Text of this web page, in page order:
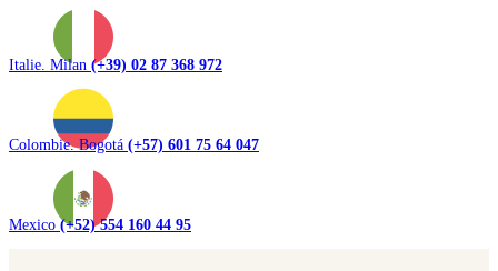
Italie. Milan (+39) 02 87 368 972
Colombie. Bogotá (+57) 601 75 64 047
Mexico (+52) 554 160 44 95